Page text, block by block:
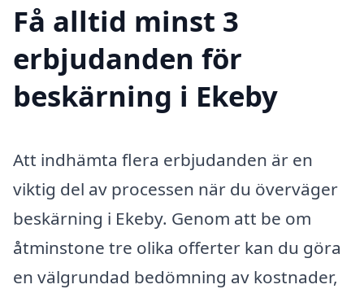
Få alltid minst 3
erbjudanden för
beskärning i Ekeby
Att indhämta flera erbjudanden är en
viktig del av processen när du överväger
beskärning i Ekeby. Genom att be om
åtminstone tre olika offerter kan du göra
en välgrundad bedömning av kostnader,